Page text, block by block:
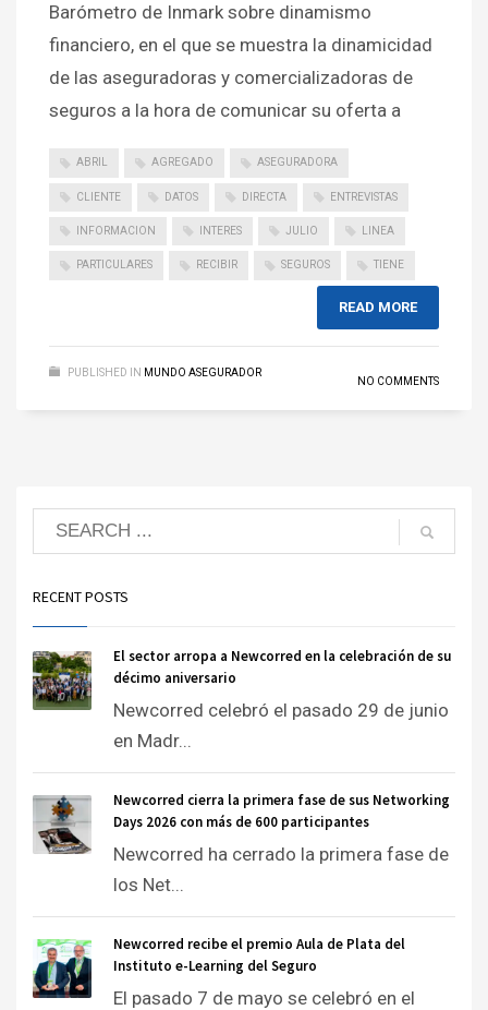
Barómetro de Inmark sobre dinamismo
financiero, en el que se muestra la dinamicidad
de las aseguradoras y comercializadoras de
seguros a la hora de comunicar su oferta a
ABRIL AGREGADO ASEGURADORA
CLIENTE DATOS DIRECTA ENTREVISTAS
INFORMACION INTERES JULIO LINEA
PARTICULARES RECIBIR SEGUROS TIENE
READ MORE
PUBLISHED IN MUNDO ASEGURADOR
NO COMMENTS
RECENT POSTS
El sector arropa a Newcorred en la celebración de su
décimo aniversario
Newcorred celebró el pasado 29 de junio
en Madr...
Newcorred cierra la primera fase de sus Networking
Days 2026 con más de 600 participantes
Newcorred ha cerrado la primera fase de
los Net...
Newcorred recibe el premio Aula de Plata del
Instituto e-Learning del Seguro
El pasado 7 de mayo se celebró en el